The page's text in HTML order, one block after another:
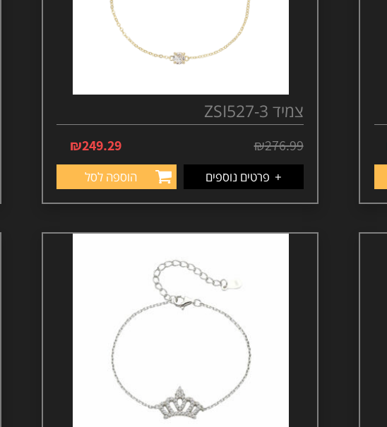
צמיד ZSI527-3
₪276.99
₪249.29
+ פרטים נוספים הוספה לסל